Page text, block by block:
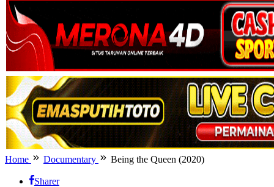
Home Documentary Being the Queen (2020)
Sharer